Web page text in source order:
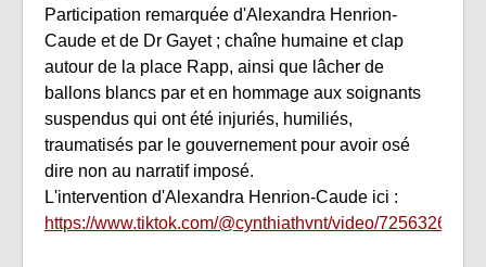
Participation remarquée d'Alexandra Henrion-
Caude et de Dr Gayet ; chaîne humaine et clap
autour de la place Rapp, ainsi que lâcher de
ballons blancs par et en hommage aux soignants
suspendus qui ont été injuriés, humiliés,
traumatisés par le gouvernement pour avoir osé
dire non au narratif imposé.
L'intervention d'Alexandra Henrion-Caude ici :
https://www.tiktok.com/@cynthiathvnt/video/